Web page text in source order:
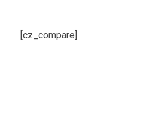
[cz_compare]